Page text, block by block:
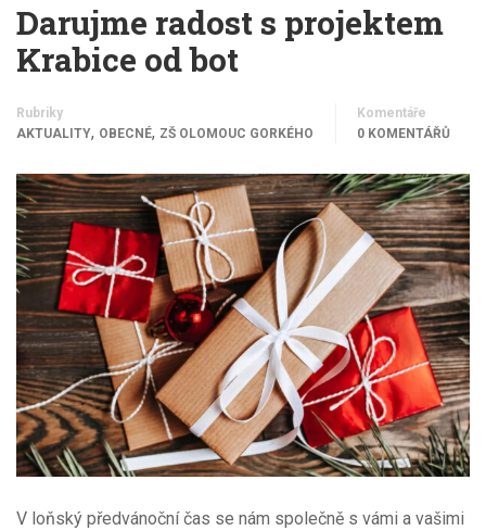
Darujme radost s projektem
Krabice od bot
Rubriky
AKTUALITY, OBECNÉ, ZŠ OLOMOUC GORKÉHO
Komentáře
0 KOMENTÁŘŮ
V loňský předvánoční čas se nám společně s vámi a vašimi